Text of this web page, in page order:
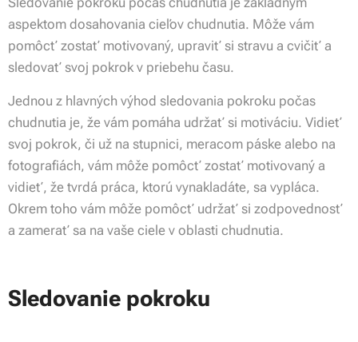
aspektom dosahovania cieľov chudnutia. Môže vám
pomôcť zostať motivovaný, upraviť si stravu a cvičiť a
sledovať svoj pokrok v priebehu času.
Jednou z hlavných výhod sledovania pokroku počas
chudnutia je, že vám pomáha udržať si motiváciu. Vidieť
svoj pokrok, či už na stupnici, meracom páske alebo na
fotografiách, vám môže pomôcť zostať motivovaný a
vidieť, že tvrdá práca, ktorú vynakladáte, sa vypláca.
Okrem toho vám môže pomôcť udržať si zodpovednosť
a zamerať sa na vaše ciele v oblasti chudnutia.
Sledovanie pokroku